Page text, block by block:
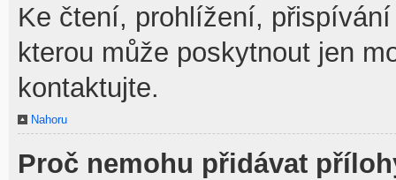
Ke čtení, prohlížení,
kterou může poskytnout jen
kontaktujte.
Nahoru
Proč nemohu přidávat